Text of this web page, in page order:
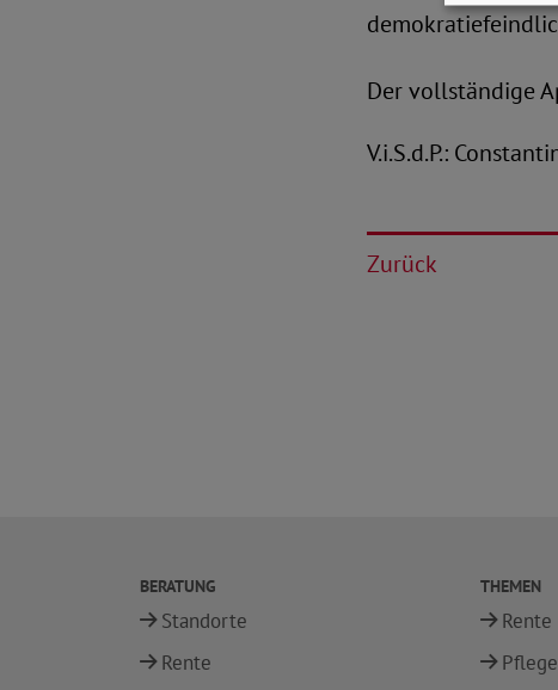
Der vollständige
V.i.S.d.P.:
Zurück
BERATUNG
Standorte
Rente
THEMEN
Rente
Pflege